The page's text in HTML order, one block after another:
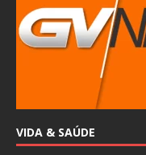
VIDA & SAÚDE